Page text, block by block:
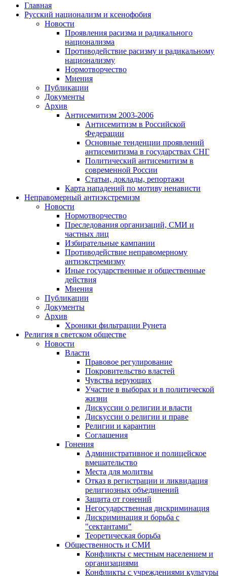
Главная
Русский национализм и ксенофобия
Новости
Проявления расизма и радикального
национализма
Противодействие расизму и радикальному
национализму
Нормотворчество
Мнения
Публикации
Документы
Архив
Антисемитизм 2003-2006
Антисемитизм в Российской
Федерации
Основные тенденции проявлений
антисемитизма в государствах СНГ
Политический антисемитизм в
современной России
Статьи, доклады, репортажи
Карта нападений по мотиву ненависти
Неправомерный антиэкстремизм
Новости
Нормотворчество
Преследования организаций, СМИ и
частных лиц
Избирательные кампании
Противодействие неправомерному
антиэкстремизму
Иные государственные и общественные
действия
Мнения
Публикации
Документы
Архив
Хроники фильтрации Рунета
Религия в светском обществе
Новости
Власти
Правовое регулирование
Покровительство властей
Чувства верующих
Участие в выборах и в политической
жизни
Дискуссии о религии и власти
Дискуссии о религии и праве
Религии и карантин
Соглашения
Гонения
Административное и полицейское
вмешательство
Места для молитвы
Отказ в регистрации и ликвидация
религиозных объединений
Защита от гонений
Негосударственная дискриминация
Дискриминация и борьба с
"сектантами"
Теоретическая борьба
Общественность и СМИ
Конфликты с местным населением и
организациями
Конфликты с учреждениями культуры